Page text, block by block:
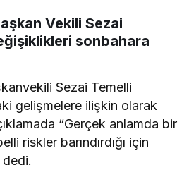
Vekili Sezai
sonbahara
Sezai Temelli
gelişmelere ilişkin olarak
“Gerçek anlamda bir
riskler barındırdığı için
dedi.